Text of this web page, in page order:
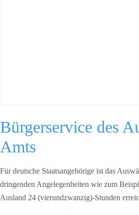
Bürgerservice des
Amts
Für deutsche Staatsangehörige ist das
dringenden Angelegenheiten wie zum
Ausland 24 (vierundzwanzig)-Stunden